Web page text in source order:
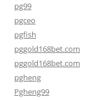
pg99
pgceo
pgfish
pggold168bet.com
pggold168bet.com
pgheng
Pgheng99